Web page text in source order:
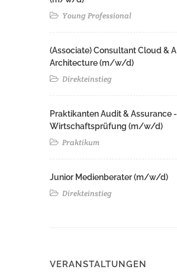
Young Professional
(Associate) Consultant Cloud & AI
Architecture (m/w/d)​ ​
Direkteinstieg
Praktikanten Audit & Assurance -
Wirtschaftsprüfung (m/w/d)
Praktikum
Junior Medienberater (m/w/d)
Direkteinstieg
VERANSTALTUNGEN